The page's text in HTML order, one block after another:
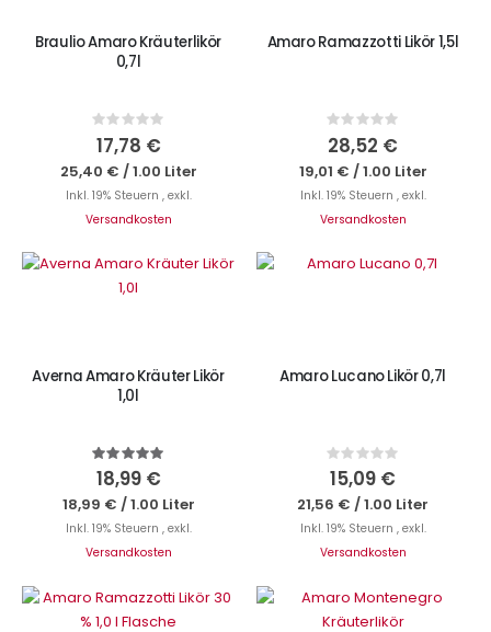
Braulio Amaro Kräuterlikör
0,7l
Rating:
0%
17,78 €
25,40 € /1.00 Liter
Inkl. 19% Steuern , exkl.
Versandkosten
Amaro Ramazzotti Likör 1,5l
Rating:
0%
28,52 €
19,01 € /1.00 Liter
Inkl. 19% Steuern , exkl.
Versandkosten
IN DEN WARENKORB
Averna Amaro Kräuter Likör
1,0l
Bewertung:
100%
18,99 €
18,99 € /1.00 Liter
Inkl. 19% Steuern , exkl.
Versandkosten
IN DEN WARENKORB
Amaro Lucano Likör 0,7l
Rating:
0%
15,09 €
21,56 € /1.00 Liter
Inkl. 19% Steuern , exkl.
Versandkosten
IN DEN WARENKORB IN DEN WARENKORB